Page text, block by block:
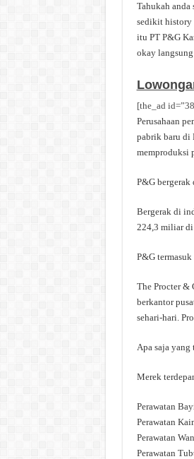
Tahukah
sedikit history
itu PT P&G
okay
[the_ad
Perusahaan
pabrik baru di
memproduksi
P&G bergerak
Bergerak di
224,3 miliar
P&G termasuk
The Procter &
berkantor
sehari-hari.
Apa saja yang
Merek
Perawatan
Perawatan
Perawatan
Perawatan